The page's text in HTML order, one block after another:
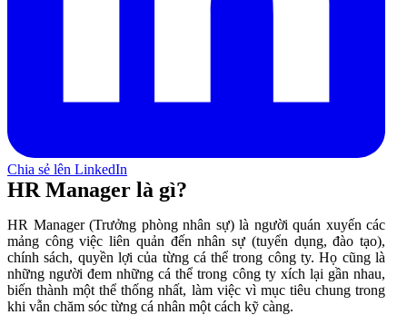
Chia sẻ lên LinkedIn
HR Manager là gì?
HR Manager (Trưởng phòng nhân sự) là người quán xuyến các
mảng công việc liên quản đến nhân sự (tuyển dụng, đào tạo),
chính sách, quyền lợi của từng cá thể trong công ty. Họ cũng là
những người đem những cá thể trong công ty xích lại gần nhau,
biến thành một thể thống nhất, làm việc vì mục tiêu chung trong
khi vẫn chăm sóc từng cá nhân một cách kỹ càng.